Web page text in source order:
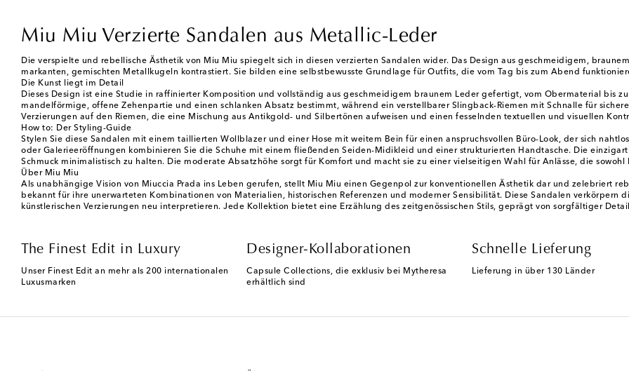
Miu Miu Verzierte Sandalen aus Metallic-Leder
Die verspielte und rebellische Ästhetik von Miu Miu spiegelt sich in diesen verzierten Sandalen wider. Das Design aus geschmeidigem,
markanten, gemischten Metallkugeln kontrastiert. Sie bilden eine selbstbewusste Grundlage für Outfits, die vom Tag bis zum Abend
Die Kunst liegt im Detail
Dieses Design ist eine Studie in raffinierter Komposition und vollständig aus geschmeidigem braunem Leder gefertigt, vom Obermaterial bis
mandelförmige, offene Zehenpartie und einen schlanken Absatz bestimmt, während ein verstellbarer Slingback-Riemen mit Schnalle für
Verzierungen auf den Riemen, die eine Mischung aus Antikgold- und Silbertönen aufweisen und einen fesselnden textuellen und visuellen
How to: Der Styling-Guide
Stylen Sie diese Sandalen mit einem taillierten Wollblazer und einer Hose mit weitem Bein für einen anspruchsvollen Büro-Look, der sich
oder Galerieeröffnungen kombinieren Sie die Schuhe mit einem fließenden Seiden-Midikleid und einer strukturierten Handtasche. Die
Schmuck minimalistisch zu halten. Die moderate Absatzhöhe sorgt für Komfort und macht sie zu einer vielseitigen Wahl für Anlässe, die
Über Miu Miu
Als unabhängige Vision von Miuccia Prada ins Leben gerufen, stellt Miu Miu einen Gegenpol zur konventionellen Ästhetik dar und zelebriert
bekannt für ihre unerwarteten Kombinationen von Materialien, historischen Referenzen und moderner Sensibilität. Diese Sandalen verkörpern
künstlerischen Verzierungen neu interpretieren. Jede Kollektion bietet eine Erzählung des zeitgenössischen Stils, geprägt von sorgfältiger
The Finest Edit in Luxury
Unser Finest Edit an mehr als 200 internationalen
Luxusmarken
Designer-Kollaborationen
Capsule Collections, die exklusiv bei Mytheresa
erhältlich sind
Schnelle Lieferung
Lieferung in über 130 Länder